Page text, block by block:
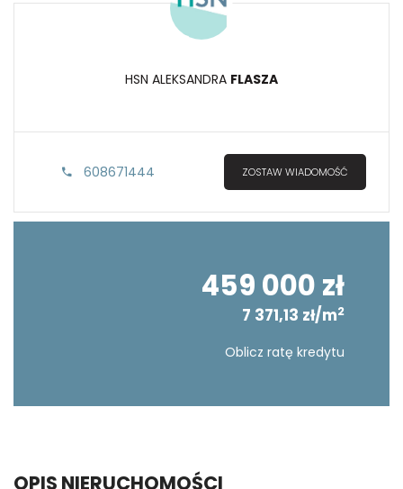
HSN ALEKSANDRA FLASZA
608671444 ZOSTAW WIADOMOŚĆ
459 000 zł
7 371,13 zł/m2
Oblicz ratę kredytu
OPIS NIERUCHOMOŚCI